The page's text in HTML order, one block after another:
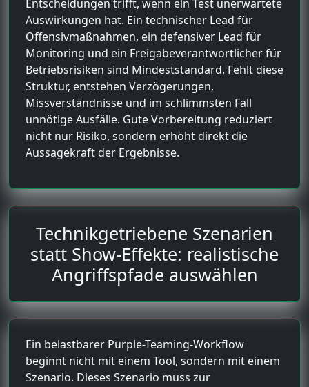
Entscheidungen trifft, wenn ein Test unerwartete
Auswirkungen hat. Ein technischer Lead für
Offensivmaßnahmen, ein defensiver Lead für
Monitoring und ein Freigabeverantwortlicher für
Betriebsrisiken sind Mindeststandard. Fehlt diese
Struktur, entstehen Verzögerungen,
Missverständnisse und im schlimmsten Fall
unnötige Ausfälle. Gute Vorbereitung reduziert
nicht nur Risiko, sondern erhöht direkt die
Aussagekraft der Ergebnisse.
Technikgetriebene Szenarien
statt Show-Effekte: realistische
Angriffspfade auswählen
Ein belastbarer Purple-Teaming-Workflow
beginnt nicht mit einem Tool, sondern mit einem
Szenario. Dieses Szenario muss zur